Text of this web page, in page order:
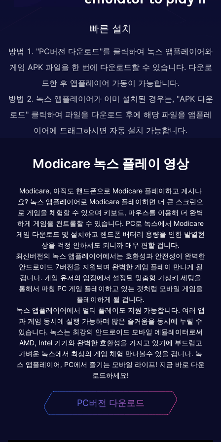
빠른 설치
방법 1. "PC버전 다운로드"를 클릭하여 녹스 앱플레이어와
게임 APK 파일을 한 번에 다운로드할 수 있습니다. 다운로
드한 후 앱플레이어 가동이 가능합니다.
방법 2. 녹스 앱플레이어가 이미 설치된 경우는, "APK 다운
로드" 클릭하여 파일을 다운로드 후에 해당 파일을 앱플레
이어에 드래그하시면 자동 설치 가능합니다.
Modicare 녹스 플레이 영상
Modicare, 아직도 핸드폰으로 Modicare 플레이하고 계시나
요? 녹스 앱플레이어로 Modicare 플레이하면 더 큰 스크린으
로 게임을 체험할 수 있으며 키보드, 마우스를 이용해 더 완벽
하게 게임을 컨트롤할 수 있습니다. PC로 녹스에서 Modicare
게임 다운로드 및 설치하고 핸드폰 배터리 용량을 인한 발열현
상을 걱정 안하셔도 되니까 매우 편할 겁니다.
최신버전의 녹스 앱플레이어에서는 호환성과 안전성이 완벽한
안드로이드 7버전을 지원되며 완벽한 게임 플레이 만나게 될
겁니다. 게임 유저의 입장에서 설정된 맞춤형 가상키 세팅을
통해서 마침 PC 게임 플레이하고 있는 것처럼 모바일 게임을
플레이하게 될 겁니다.
녹스 앱플레이어에서 멀티 플레이도 지원 가능합니다. 여러 앱
과 게임 동시에 실행 가능하며 많은 즐거움을 동시에 누릴 수
있습니다. 녹스는 최강의 안드로이드 모바일 에뮬레이터로써
AMD, Intel 기기와 완벽한 호환성을 가지고 있기에 부드럽고
가벼운 녹스에서 최상의 게임 체험 만나볼수 있을 겁니다. 녹
스 앱플레이어, PC에서 즐기는 모바일 라이프! 지금 바로 다운
로드하세요!
PC버전 다운로드